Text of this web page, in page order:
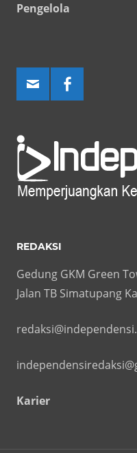
Pengelola
REDAKSI
Gedung GKM Green
Jalan TB Simatupang
Karier